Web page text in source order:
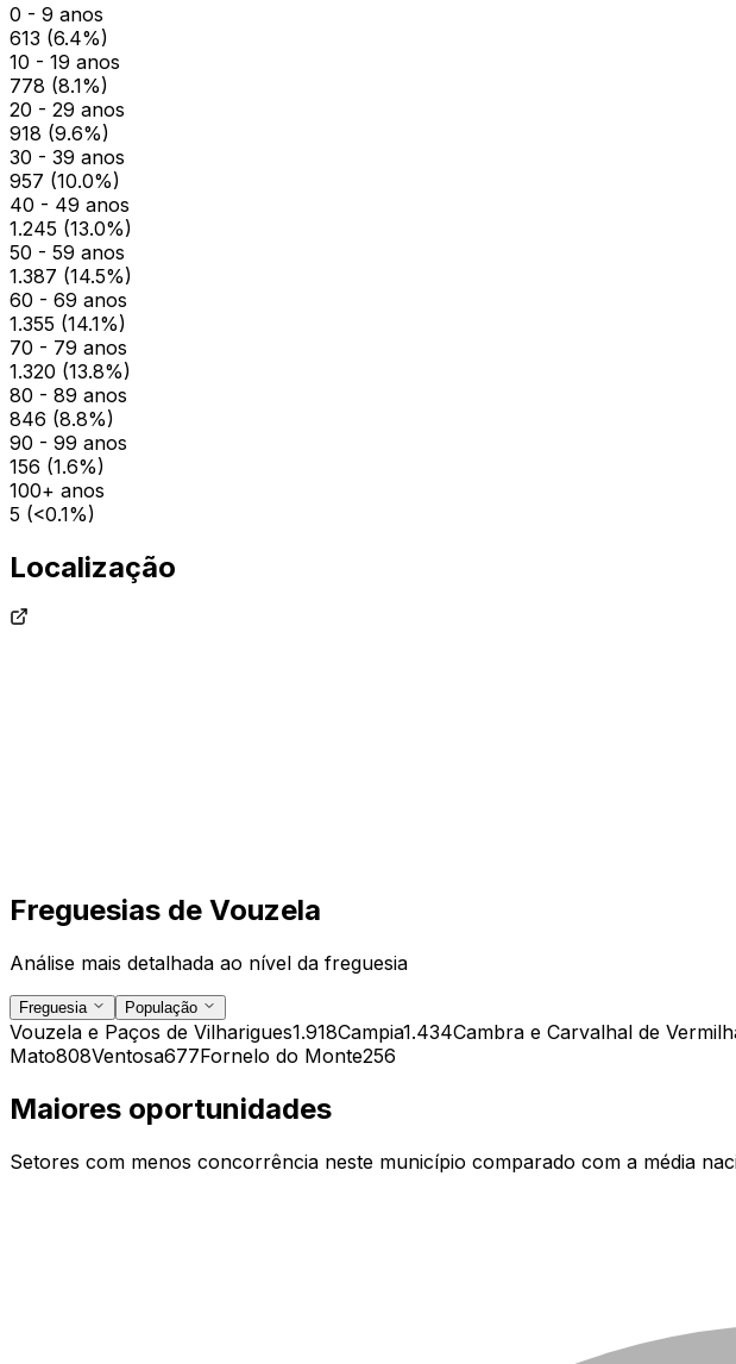
0 - 9 anos
613 (6.4%)
10 - 19 anos
778 (8.1%)
20 - 29 anos
918 (9.6%)
30 - 39 anos
957 (10.0%)
40 - 49 anos
1.245 (13.0%)
50 - 59 anos
1.387 (14.5%)
60 - 69 anos
1.355 (14.1%)
70 - 79 anos
1.320 (13.8%)
80 - 89 anos
846 (8.8%)
90 - 99 anos
156 (1.6%)
100+ anos
5 (<0.1%)
Localização
Freguesias de Vouzela
Análise mais detalhada ao nível da freguesia
Freguesia População
Vouzela e Paços de Vilharigues1.918Campia1.434Cambra e Carvalhal de
Mato808Ventosa677Fornelo do Monte256
Maiores oportunidades
Setores com menos concorrência neste município comparado com a média